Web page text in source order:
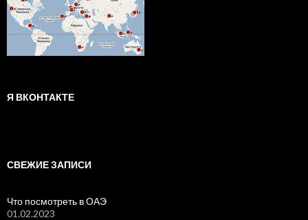
Я ВКОНТАКТЕ
СВЕЖИЕ ЗАПИСИ
Что посмотреть в ОАЭ
01.02.2023